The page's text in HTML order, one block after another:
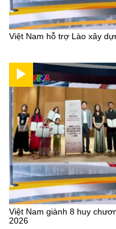
Việt Nam hỗ trợ Lào xây
Việt Nam giành 8 huy
2026